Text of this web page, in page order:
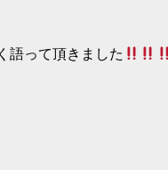
語って頂きました